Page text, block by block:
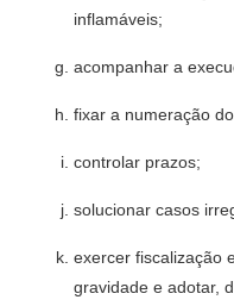
inflamáveis;
acompanhar a
fixar a numeração
controlar prazos;
solucionar casos
exercer fiscalização
gravidade e adotar,